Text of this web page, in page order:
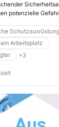
potenzielle
Unfall hätte
Arbeitsplatz
+3